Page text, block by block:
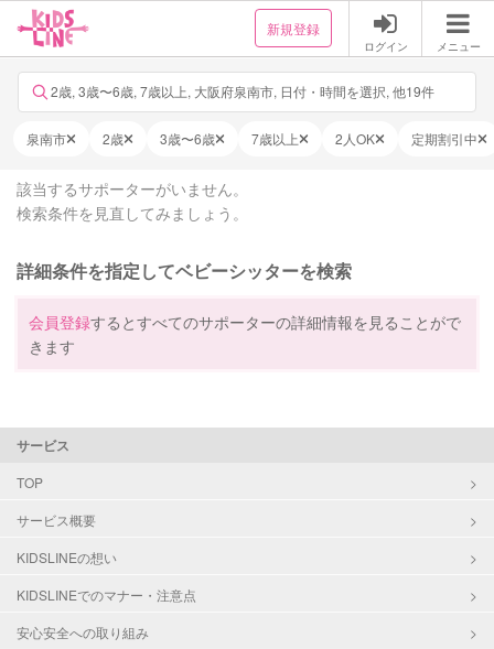
新規登録
ログイン メニュー
2歳, 3歳〜6歳, 7歳以上, 大阪府泉南市, 日付・時間を選択, 他19件
泉南市 2歳 3歳〜6歳 7歳以上 2人OK 定期割引中
該当するサポーターがいません。
検索条件を見直してみましょう。
詳細条件を指定してベビーシッターを検索
会員登録するとすべてのサポーターの詳細情報を見ることがで
きます
サービス
TOP
サービス概要
KIDSLINEの想い
KIDSLINEでのマナー・注意点
安心安全への取り組み